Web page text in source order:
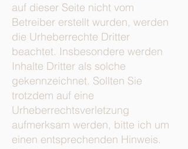
auf dieser Seite nicht vom
Betreiber erstellt wurden, werden
die Urheberrechte Dritter
beachtet. Insbesondere werden
Inhalte Dritter als solche
gekennzeichnet. Sollten Sie
trotzdem auf eine
Urheberrechtsverletzung
aufmerksam werden, bitte ich um
einen entsprechenden Hinweis.